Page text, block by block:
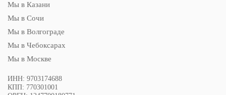
Мы в Казани
Мы в Сочи
Мы в Волгограде
Мы в Чебоксарах
Мы в Москве
ИНН: 9703174688
КПП: 770301001